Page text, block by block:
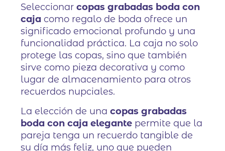
Seleccionarcopas grabadas boda con
caja como regalo de boda ofrece un
significado emocional profundo y una
funcionalidad práctica. La caja no solo
protege las copas, sino que también
sirve como pieza decorativa y como
lugar de almacenamiento para otros
recuerdos nupciales.
La elección de unacopas grabadas
boda con caja elegante permite que la
pareja tenga un recuerdo tangible de
su día más feliz, uno que pueden